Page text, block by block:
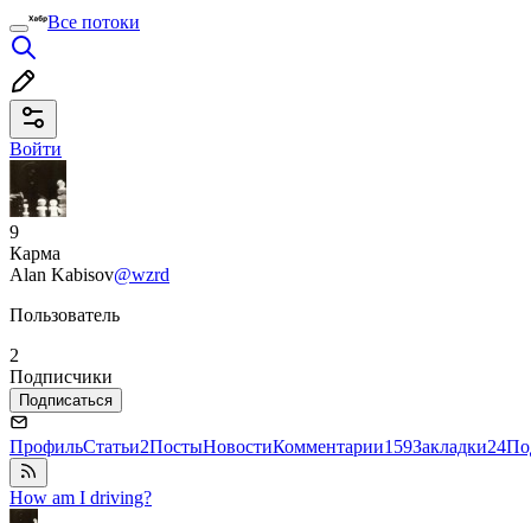
Все потоки
Войти
9
Карма
Alan Kabisov@wzrd
Пользователь
2
Подписчики
Подписаться
ПрофильСтатьи2ПостыНовостиКомментарии159Закладки24
How am I driving?